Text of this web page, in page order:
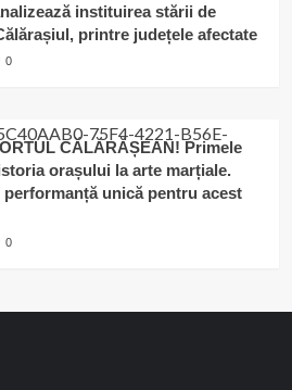
instituirea stării de
printre județele afectate
0
CĂLĂRĂȘEAN! Primele
orașului la arte marțiale.
unică pentru acest
0